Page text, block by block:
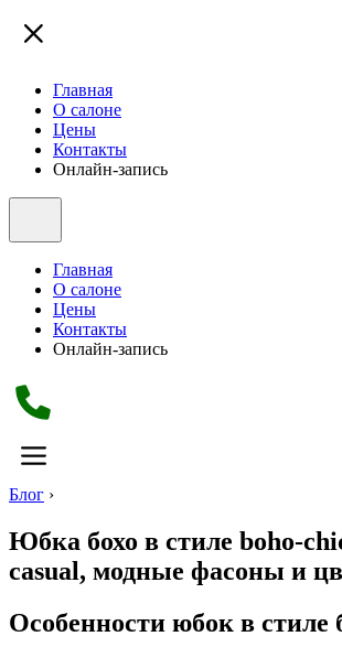
Главная
О салоне
Цены
Контакты
Онлайн-запись
Главная
О салоне
Цены
Контакты
Онлайн-запись
Блог ›
Юбка бохо в стиле boho-
casual, модные фасоны и
Особенности юбок в стиле